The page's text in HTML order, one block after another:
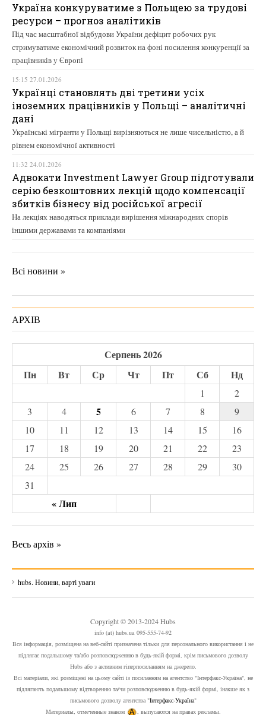
Україна конкуруватиме з Польщею за трудові
ресурси – прогноз аналітиків
Під час масштабної відбудови України дефіцит робочих рук
стримуватиме економічний розвиток на фоні посилення конкуренції за
працівників у Європі
15:15 27.01.2026
Українці становлять дві третини усіх
іноземних працівників у Польщі – аналітичні
дані
Українські мігранти у Польщі вирізняються не лише чисельністю, а й
рівнем економічної активності
11:32 24.01.2026
Адвокати Investment Lawyer Group підготували
серію безкоштовних лекцій щодо компенсації
збитків бізнесу від російської агресії
На лекціях наводяться приклади вирішення міжнародних спорів
іншими державами та компаніями
Всі новини »
АРХІВ
Серпень 2026
Пн
Вт Ср Чт Пт Сб Нд
« Лип
1
2
3
4 5 6 7 8
9
10
11 12 13 14 15
16
17
18 19 20 21 22
23
24
25 26 27 28 29
30
31
Весь архів »
hubs. Новини, варті уваги
Copyright © 2013-2024 Hubs
info (at) hubs.ua 095-555-74-92
Вся інформація, розміщена на веб-сайті призначена тільки для персонального використання і не
підлягає подальшому та/або розповсюдженню в будь-якій формі, крім письмового дозволу
Hubs або з активним гіперпосиланням на джерело.
Всі матеріали, які розміщені на цьому сайті із посиланням на агентство "Інтерфакс-Україна", не
підлягають подальшому відтворенню та/чи розповсюдженню в будь-якій формі, інакше як з
письмового дозволу агентства "Інтерфакс-Україна"
Материалы, отмеченные знаком
, выпусаются на правах рекламы.